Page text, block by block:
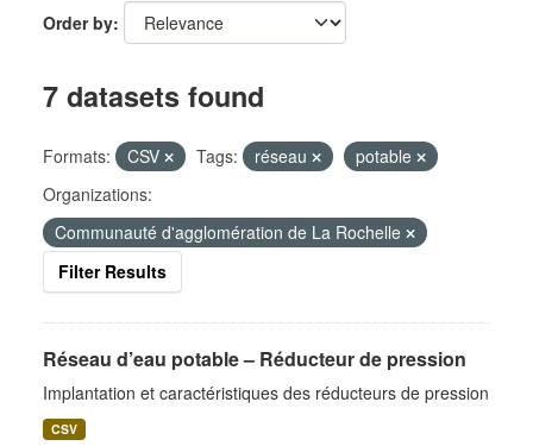
Order by
7 datasets found
Formats: CSV Tags: réseau
potable
Organizations:
Communauté d'agglomération de La Rochelle
Filter Results
Réseau d’eau potable – Réducteur de pression
Implantation et caractéristiques des réducteurs de pression
CSV